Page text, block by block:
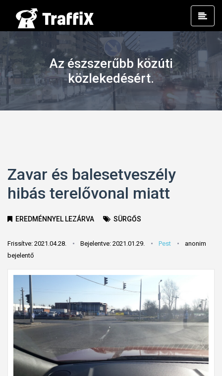
Az észszerűbb közúti
közlekedésért.
Zavar és balesetveszély
hibás terelővonal miatt
EREDMÉNNYEL LEZÁRVA SÜRGŐS
Frissítve: 2021.04.28. Bejelentve: 2021.01.29. Pest
anonim
bejelentő